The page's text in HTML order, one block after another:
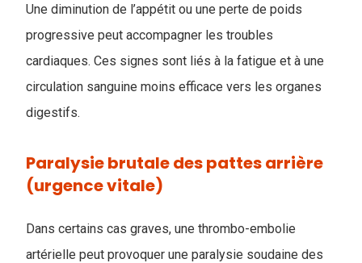
Une diminution de l’appétit ou une perte de poids
progressive peut accompagner les troubles
cardiaques. Ces signes sont liés à la fatigue et à une
circulation sanguine moins efficace vers les organes
digestifs.
Paralysie brutale des pattes arrière
(urgence vitale)
Dans certains cas graves, une thrombo-embolie
artérielle peut provoquer une paralysie soudaine des